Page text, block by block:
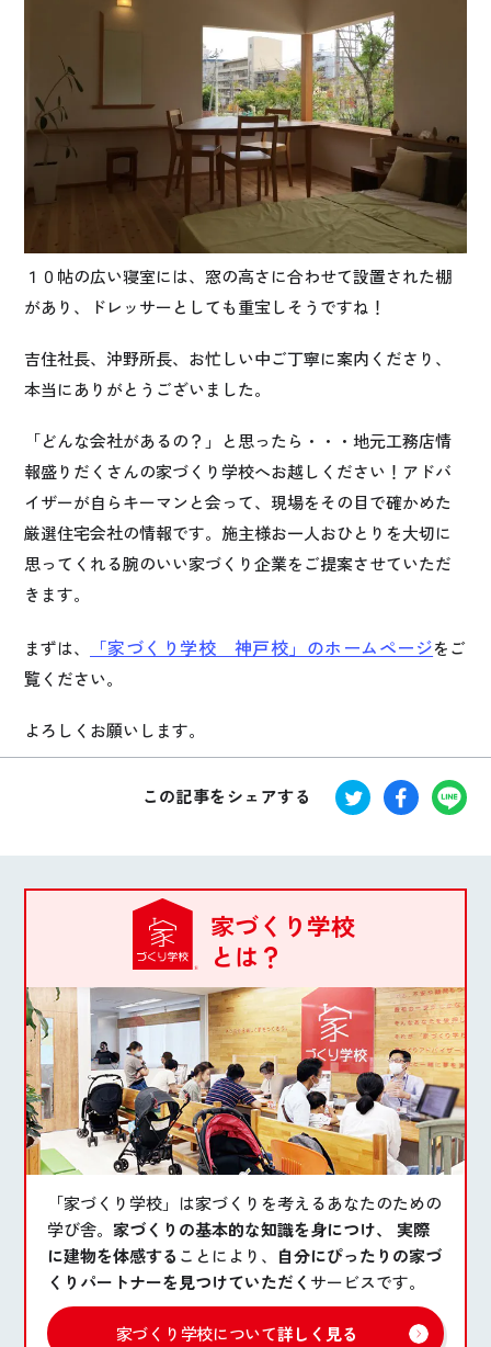
１０帖の広い寝室には、窓の高さに合わせて設置された棚
があり、ドレッサーとしても重宝しそうですね！
吉住社長、沖野所長、お忙しい中ご丁寧に案内くださり、
本当にありがとうございました。
「どんな会社があるの？」と思ったら・・・地元工務店情
報盛りだくさんの家づくり学校へお越しください！アドバ
イザーが自らキーマンと会って、現場をその目で確かめた
厳選住宅会社の情報です。施主様お一人おひとりを大切に
思ってくれる腕のいい家づくり企業をご提案させていただ
きます。
まずは、 「家づくり学校 神戸校」のホームページをご
覧ください。
よろしくお願いします。
この記事をシェアする
家づくり学校
とは？
「家づくり学校」は家づくりを考えるあなたのための
学び舎。 家づくりの基本的な知識を身につけ、 実際
に建物を体感する ことにより、 自分にぴったりの家づ
くりパートナーを見つけていただく サービスです。
家づくり学校について詳しく見る